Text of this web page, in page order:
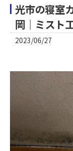
光市の寝室
岡｜ミスト
2023/06/27